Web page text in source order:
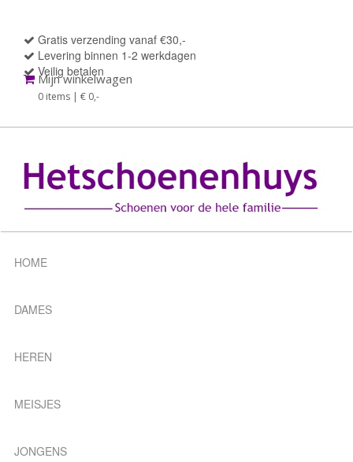
Gratis verzending vanaf €30,-
Levering binnen 1-2 werkdagen
Veilig betalen
Mijn winkelwagen
0 items | € 0,-
HOME
DAMES
HEREN
MEISJES
JONGENS